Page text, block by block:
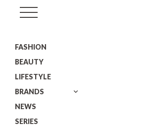
ル)
FASHION
BEAUTY
LIFESTYLE
BRANDS
NEWS
SERIES